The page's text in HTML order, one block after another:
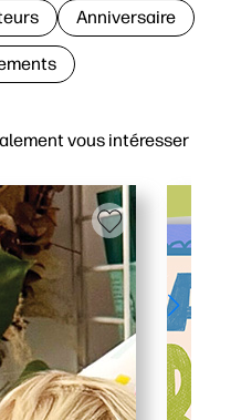
vous intéresser
Anniversaire